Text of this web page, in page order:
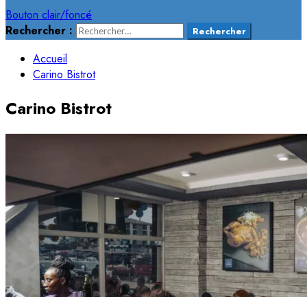
Bouton clair/foncé
Rechercher :
Accueil
Carino Bistrot
Carino Bistrot